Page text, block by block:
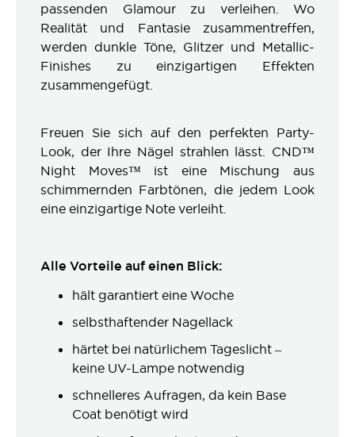
passenden Glamour zu verleihen. Wo
Realität und Fantasie zusammentreffen,
werden dunkle Töne, Glitzer und Metallic-
Finishes zu einzigartigen Effekten
zusammengefügt.
Freuen Sie sich auf den perfekten Party-
Look, der Ihre Nägel strahlen lässt. CND™
Night Moves™ ist eine Mischung aus
schimmernden Farbtönen, die jedem Look
eine einzigartige Note verleiht.
Alle Vorteile auf einen Blick:
hält garantiert eine Woche
selbsthaftender Nagellack
härtet bei natürlichem Tageslicht –
keine UV-Lampe notwendig
schnelleres Aufragen, da kein Base
Coat benötigt wird